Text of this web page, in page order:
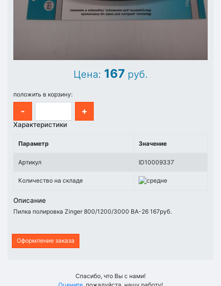
Цена: 167руб.
положить в корзину:
- +
Характеристики
Параметр Значение
Артикул ID10009337
Количество на складе
Описание
Пилка полировка Zinger 800/1200/3000 ВА-26 167руб.
Оформление заказа
Спасибо, что Вы с нами!
Оцените , пожалуйста, нашу работу!